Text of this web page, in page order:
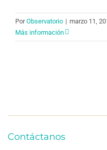
PorObservatorio | marzo 11,
Más información
Contáctanos